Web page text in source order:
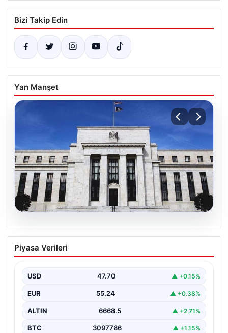
Bizi Takip Edin
Yan Manşet
06.08.2026
Fed faizi sabit tuttu
Piyasa Verileri
USD 47.70 ▲ +0.15%
EUR 55.24 ▲ +0.38%
ALTIN 6668.5 ▲ +2.71%
BTC 3097786 ▲ +1.15%